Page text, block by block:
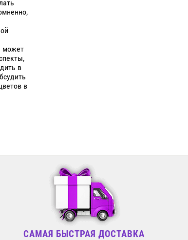
может
в
в
САМАЯ БЫСТРАЯ ДОСТАВКА